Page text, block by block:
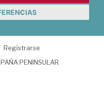
Registrarse
PENINSULAR